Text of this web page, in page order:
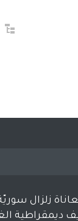
زلزال
ديمقراطية